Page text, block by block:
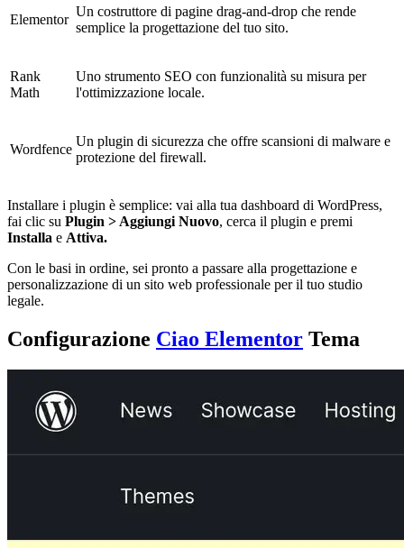
Elementor
Un costruttore di pagine drag-and-drop che rende
semplice la progettazione del tuo sito.
Rank
Math
Uno strumento SEO con funzionalità su misura per
l'ottimizzazione locale.
Wordfence
Un plugin di sicurezza che offre scansioni di malware e
protezione del firewall.
Installare i plugin è semplice: vai alla tua dashboard di WordPress,
fai clic su Plugin > Aggiungi Nuovo, cerca il plugin e premi
Installa e Attiva.
Con le basi in ordine, sei pronto a passare alla progettazione e
personalizzazione di un sito web professionale per il tuo studio
legale.
Configurazione Ciao Elementor Tema